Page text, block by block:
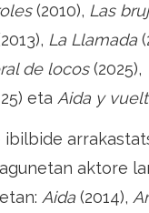
(2010), Las
La Llamada
de locos(2025),
eta Aida y
aktore
Aida (2014),